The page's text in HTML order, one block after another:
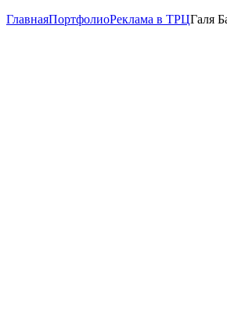
ГлавнаяПортфолиоРеклама в ТРЦГаля